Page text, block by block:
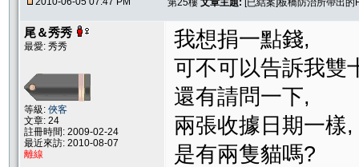
第25樓 文章主題: [已結案]板橋防治所帶出
尾＆秀秀
最愛: 秀秀
等級: 俠客
文章: 24
註冊時間: 2009-02-24
最近來訪: 2010-08-07
離線
我想捐一點錢,
可不可以告訴我
還有請問一下,
兩張收據日期一樣,
是有兩隻貓嗎?